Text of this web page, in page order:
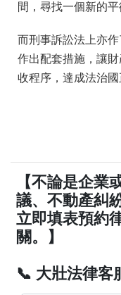
間，尋找一個新的
而刑事訴訟法上亦
作出配套措施，讓
收程序，達成法治國
【不論是企業
議、不動產糾
立即填表預約
關。】
📞 大壯法律客